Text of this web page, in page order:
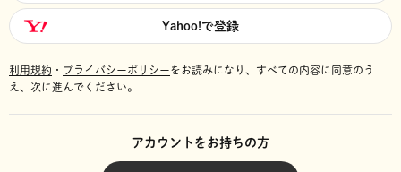
Yahoo!で登録
利用規約 ・ プライバシーポリシーをお読みになり、 すべての内容に同意のう
え、次に進んでください。
アカウントをお持ちの方